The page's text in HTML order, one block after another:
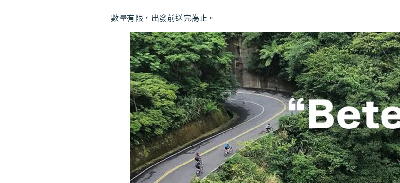
數量有限，出發前送完為止。